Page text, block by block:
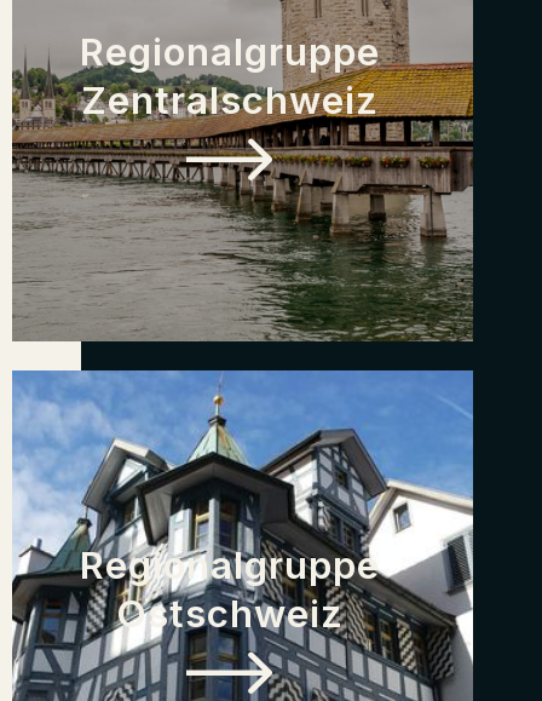
Regionalgruppe
Zentralschweiz
Regionalgruppe
Ostschweiz